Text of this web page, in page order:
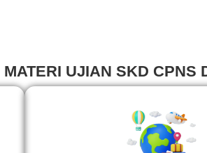
MATERI UJIAN SKD CPNS